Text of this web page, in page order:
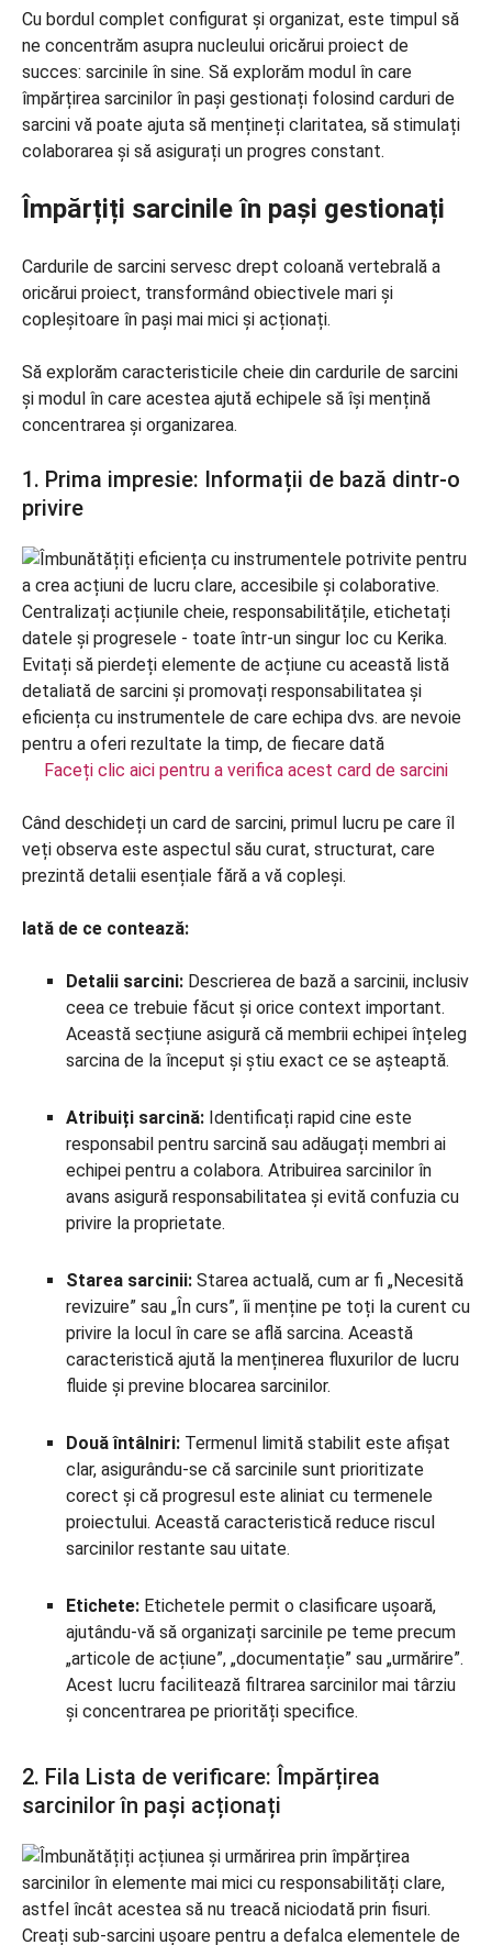
Cu bordul complet configurat și organizat, este timpul să
ne concentrăm asupra nucleului oricărui proiect de
succes: sarcinile în sine. Să explorăm modul în care
împărțirea sarcinilor în pași gestionați folosind carduri de
sarcini vă poate ajuta să mențineți claritatea, să stimulați
colaborarea și să asigurați un progres constant.
Împărțiți sarcinile în pași gestionați
Cardurile de sarcini servesc drept coloană vertebrală a
oricărui proiect, transformând obiectivele mari și
copleșitoare în pași mai mici și acționați.
Să explorăm caracteristicile cheie din cardurile de sarcini
și modul în care acestea ajută echipele să își mențină
concentrarea și organizarea.
1. Prima impresie: Informații de bază dintr-o
privire
Faceți clic aici pentru a verifica acest card de sarcini
Când deschideți un card de sarcini, primul lucru pe care îl
veți observa este aspectul său curat, structurat, care
prezintă detalii esențiale fără a vă copleși.
Iată de ce contează:
Detalii sarcini: Descrierea de bază a sarcinii, inclusiv
ceea ce trebuie făcut și orice context important.
Această secțiune asigură că membrii echipei înțeleg
sarcina de la început și știu exact ce se așteaptă.
Atribuiți sarcină: Identificați rapid cine este
responsabil pentru sarcină sau adăugați membri ai
echipei pentru a colabora. Atribuirea sarcinilor în
avans asigură responsabilitatea și evită confuzia cu
privire la proprietate.
Starea sarcinii: Starea actuală, cum ar fi „Necesită
revizuire” sau „În curs”, îi menține pe toți la curent cu
privire la locul în care se află sarcina. Această
caracteristică ajută la menținerea fluxurilor de lucru
fluide și previne blocarea sarcinilor.
Două întâlniri: Termenul limită stabilit este afișat
clar, asigurându-se că sarcinile sunt prioritizate
corect și că progresul este aliniat cu termenele
proiectului. Această caracteristică reduce riscul
sarcinilor restante sau uitate.
Etichete: Etichetele permit o clasificare ușoară,
ajutându-vă să organizați sarcinile pe teme precum
„articole de acțiune”, „documentație” sau „urmărire”.
Acest lucru facilitează filtrarea sarcinilor mai târziu
și concentrarea pe priorități specifice.
2. Fila Lista de verificare: Împărțirea
sarcinilor în pași acționați